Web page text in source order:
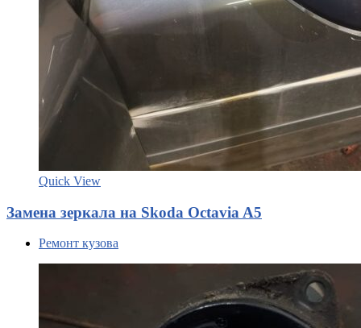
Quick View
Замена зеркала на Skoda Octavia A5
Ремонт кузова